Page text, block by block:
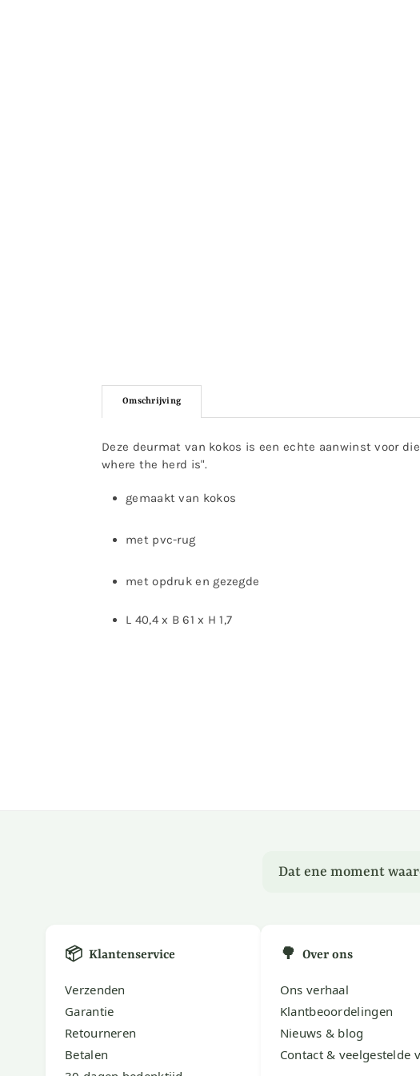
Omschrijving
Deze deurmat van kokos is een echte aanwinst voor
where the herd is".
gemaakt van kokos
met pvc-rug
met opdruk en gezegde
L 40,4 x B 61 x H 1,7
Dat ene moment
📦 Klantenservice
Verzenden
Garantie
Retourneren
Betalen
🌳 Over ons
Ons verhaal
Klantbeoordelingen
Nieuws & blog
Contact & veelgestelde